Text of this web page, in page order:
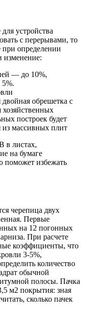
устройства
с перерывами, то
определении
изменение:
— до 10%,
обрешетка с
построек будет
из массивных плит
в листах,
на бумаге
поможет избежать
черепица двух
Первые
на 12 погонных
При расчете
коэффициенты, что
3-5%,
количество
обычной
полосы. Пачка
м2 покрытия: зная
сколько пачек